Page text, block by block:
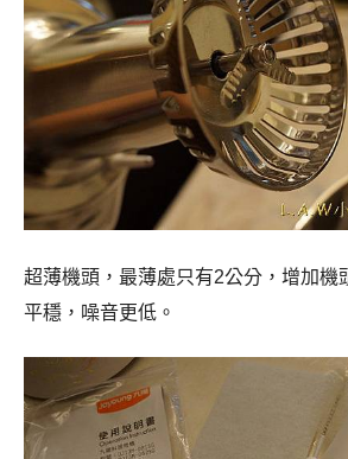
超薄機頭，最薄處只有2公分，增加機
平穩，噪音更低。